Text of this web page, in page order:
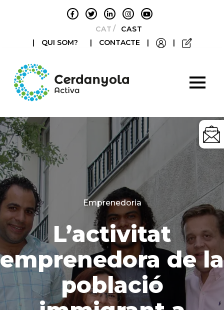
CATALÀCASTELLANO
|
QUI SOM? | CONTACTE | |
Categories
Emprenedoria
L’activitat
emprenedora de la
població